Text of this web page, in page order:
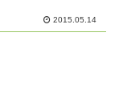
2015.05.14